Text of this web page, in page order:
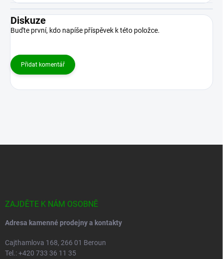
Diskuze
Buďte první, kdo napíše příspěvek k této položce.
Přidat komentář
ZAJDĚTE K NÁM OSOBNĚ
Adresa kamenné prodejny a kontakty
Cajthamlova 168, 266 01 Beroun
Tel.: +420 733 36 11 35